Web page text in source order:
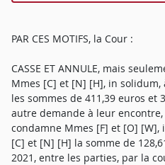
PAR CES MOTIFS, la Cour :
CASSE ET ANNULE, mais
Mmes [C] et [N] [H], in
les sommes de 411,39 euros et
autre demande à leur
condamne Mmes [F] et [O] [W],
[C] et [N] [H] la somme de
2021, entre les parties, par la